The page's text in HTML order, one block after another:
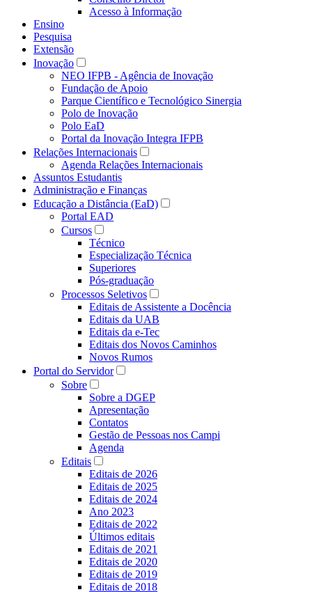
Acesso à Informação
Ensino
Pesquisa
Extensão
Inovação
NEO IFPB - Agência de Inovação
Fundação de Apoio
Parque Científico e Tecnológico Sinergia
Polo de Inovação
Polo EaD
Portal da Inovação Integra IFPB
Relações Internacionais
Agenda Relações Internacionais
Assuntos Estudantis
Administração e Finanças
Educação a Distância (EaD)
Portal EAD
Cursos
Técnico
Especialização Técnica
Superiores
Pós-graduação
Processos Seletivos
Editais de Assistente a Docência
Editais da UAB
Editais da e-Tec
Editais dos Novos Caminhos
Novos Rumos
Portal do Servidor
Sobre
Sobre a DGEP
Apresentação
Contatos
Gestão de Pessoas nos Campi
Agenda
Editais
Editais de 2026
Editais de 2025
Editais de 2024
Ano 2023
Editais de 2022
Últimos editais
Editais de 2021
Editais de 2020
Editais de 2019
Editais de 2018